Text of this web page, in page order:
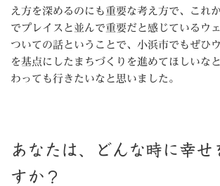
え方を深めるのにも重要な考え方で、これ
でプレイスと並んで重要だと感じているウ
ついての話ということで、小浜市でもぜひ
を基点にしたまちづくりを進めてほしいな
わっても行きたいなと思いました。
あなたは、どんな時に幸せ
すか？